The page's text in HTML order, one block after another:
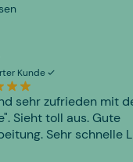
Kunde
sehr zufrieden mit
Sieht toll aus. Gute
Sehr schnelle